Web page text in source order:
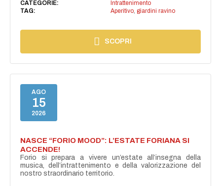
CATEGORIE:
Intrattenimento
TAG:
Aperitivo, giardini ravino
SCOPRI
AGO
15
2026
NASCE “FORIO MOOD”: L’ESTATE FORIANA SI
ACCENDE!
Forio si prepara a vivere un’estate all’insegna della
musica, dell’intrattenimento e della valorizzazione del
nostro straordinario territorio.